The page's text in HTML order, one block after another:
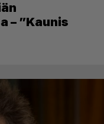
– ”Kaunis